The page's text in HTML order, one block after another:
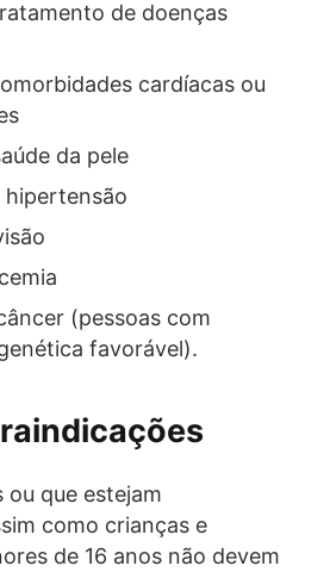
de doenças
cardíacas ou
da pele
(pessoas com
favorável).
ou que estejam
como crianças e
de 16 anos não devem